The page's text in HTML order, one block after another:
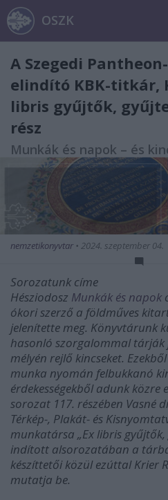
OSZK
A Szegedi
elindító KBK-titkár,
libris gyűjtők,
rész
Munkák és napok – és
nemzetikonyvtar • 2024. szeptember 04.
Sorozatunk címe
Hésziodosz Munkák és napok
ókori szerző a földműves
jelenítette meg. Könyvtárunk
hasonló szorgalommal tárják
mélyén rejlő kincseket.
munka nyomán felbukkanó
érdekességekből adunk közre
sorozat 117. részében Vasné
Térkép-, Plakát- és
munkatársa „Ex libris
indított alsorozatában a
készíttetői közül ezúttal Krier
mutatja be.